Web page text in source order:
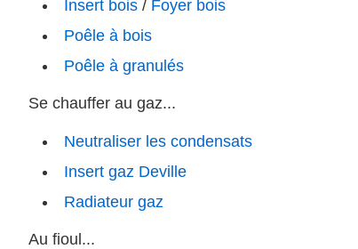
Insert bois/ Foyer bois
Poêle à bois
Poêle à granulés
Se chauffer au gaz...
Neutraliser les condensats
Insert gaz Deville
Radiateur gaz
Au fioul...